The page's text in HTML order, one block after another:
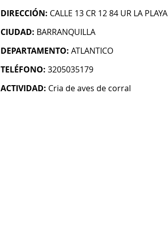
DIRECCIÓN: CALLE 13 CR 12 84 UR LA PLAYA
CIUDAD: BARRANQUILLA
DEPARTAMENTO: ATLANTICO
TELÉFONO: 3205035179
ACTIVIDAD: Cria de aves de corral